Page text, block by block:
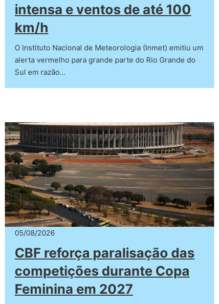
intensa e ventos de até 100
km/h
O Instituto Nacional de Meteorologia (Inmet) emitiu um
alerta vermelho para grande parte do Rio Grande do
Sul em razão…
05/08/2026
CBF reforça paralisação das
competições durante Copa
Feminina em 2027